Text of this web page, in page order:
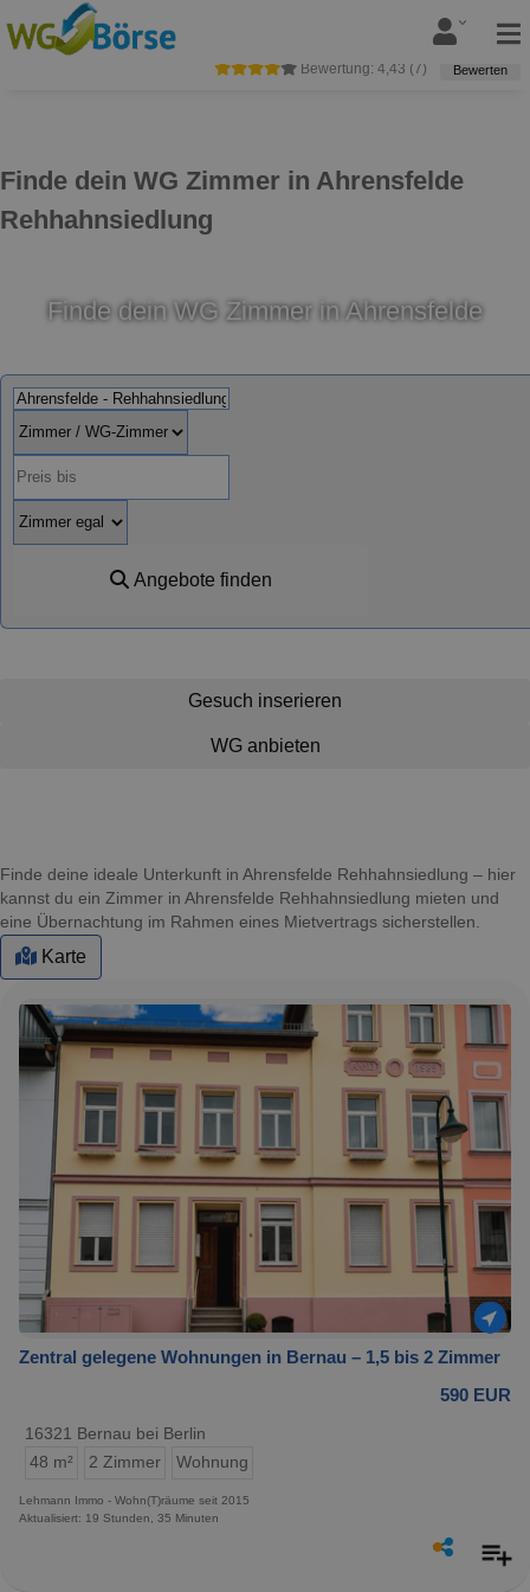
Finde dein WG Zimmer in Ahrensfelde
Rehhahnsiedlung
Bewertung: 4,43 ( 7) Bewerten
Finde dein WG Zimmer in Ahrensfelde
Angebote finden
Gesuch inserieren
WG anbieten
Finde deine ideale Unterkunft in Ahrensfelde Rehhahnsiedlung – hier
kannst du ein Zimmer in Ahrensfelde Rehhahnsiedlung mieten und
eine Übernachtung im Rahmen eines Mietvertrags sicherstellen.
Karte
Zentral gelegene Wohnungen in Bernau – 1,5 bis 2 Zimmer
590 EUR
16321 Bernau bei Berlin
48 m²
2 Zimmer Wohnung
Lehmann Immo - Wohn(T)räume seit 2015
Aktualisiert: 19 Stunden, 35 Minuten